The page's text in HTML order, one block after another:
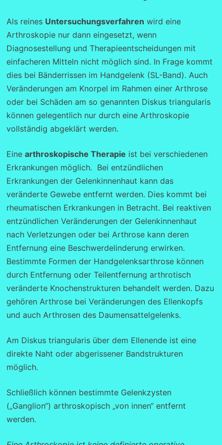
Als reines Untersuchungsverfahren wird eine
Arthroskopie nur dann eingesetzt, wenn
Diagnosestellung und Therapieentscheidungen mit
einfacheren Mitteln nicht möglich sind. In Frage kommt
dies bei Bänderrissen im Handgelenk (SL-Band). Auch
Veränderungen am Knorpel im Rahmen einer Arthrose
oder bei Schäden am so genannten Diskus triangularis
können gelegentlich nur durch eine Arthroskopie
vollständig abgeklärt werden.
Eine arthroskopische Therapie ist bei verschiedenen
Erkrankungen möglich. Bei entzündlichen
Erkrankungen der Gelenkinnenhaut kann das
veränderte Gewebe entfernt werden. Dies kommt bei
rheumatischen Erkrankungen in Betracht. Bei reaktiven
entzündlichen Veränderungen der Gelenkinnenhaut
nach Verletzungen oder bei Arthrose kann deren
Entfernung eine Beschwerdelinderung erwirken.
Bestimmte Formen der Handgelenksarthrose können
durch Entfernung oder Teilentfernung arthrotisch
veränderte Knochenstrukturen behandelt werden. Dazu
gehören Arthrose bei Veränderungen des Ellenkopfs
und auch Arthrosen des Daumensattelgelenks.
Am Diskus triangularis über dem Ellenende ist eine
direkte Naht oder abgerissener Bandstrukturen
möglich.
Schließlich können bestimmte Gelenkzysten
(„Ganglion“) arthroskopisch „von innen“ entfernt
werden.